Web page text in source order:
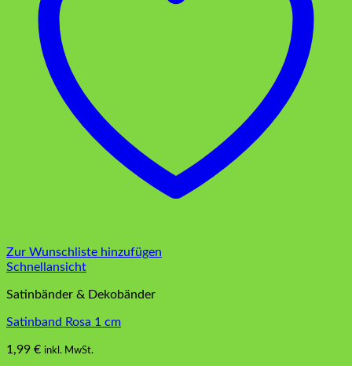
Zur Wunschliste hinzufügen
Schnellansicht
Satinbänder & Dekobänder
Satinband Rosa 1 cm
1,99 € inkl. MwSt.